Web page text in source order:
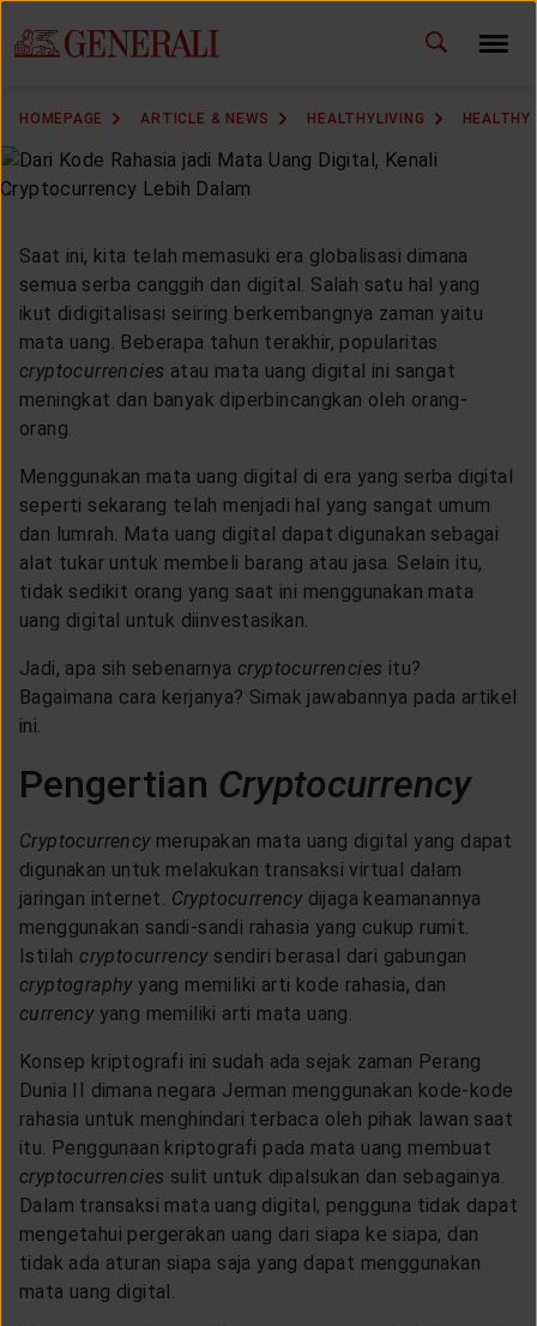
HOMEPAGE ARTICLE & NEWS HEALTHYLIVING HEALTHY
Saat ini, kita telah memasuki era globalisasi dimana
semua serba canggih dan digital. Salah satu hal yang
ikut didigitalisasi seiring berkembangnya zaman yaitu
mata uang. Beberapa tahun terakhir, popularitas
cryptocurrencies atau mata uang digital ini sangat
meningkat dan banyak diperbincangkan oleh orang-
orang.
Menggunakan mata uang digital di era yang serba digital
seperti sekarang telah menjadi hal yang sangat umum
dan lumrah. Mata uang digital dapat digunakan sebagai
alat tukar untuk membeli barang atau jasa. Selain itu,
tidak sedikit orang yang saat ini menggunakan mata
uang digital untuk diinvestasikan.
Jadi, apa sih sebenarnya cryptocurrencies itu?
Bagaimana cara kerjanya? Simak jawabannya pada artikel
ini.
Pengertian Cryptocurrency
Cryptocurrencymerupakan mata uang digital yang dapat
digunakan untuk melakukan transaksi virtual dalam
jaringan internet. Cryptocurrencydijaga keamanannya
menggunakan sandi-sandi rahasia yang cukup rumit.
Istilah cryptocurrency sendiri berasal dari gabungan
cryptographyyang memiliki arti kode rahasia, dan
currencyyang memiliki arti mata uang.
Konsep kriptografi ini sudah ada sejak zaman Perang
Dunia II dimana negara Jerman menggunakan kode-kode
rahasia untuk menghindari terbaca oleh pihak lawan saat
itu. Penggunaan kriptografi pada mata uang membuat
cryptocurrencies sulit untuk dipalsukan dan sebagainya.
Dalam transaksi mata uang digital, pengguna tidak dapat
mengetahui pergerakan uang dari siapa ke siapa, dan
tidak ada aturan siapa saja yang dapat menggunakan
mata uang digital.
CHANGE LANGUAGE ID EN
MARKETING OFFICE
INSURANCE DICTIONARY
OUR SOLUTION
ARTICLE & NEWS
ABOUT GENERALI
EVENTS
KEAGENAN